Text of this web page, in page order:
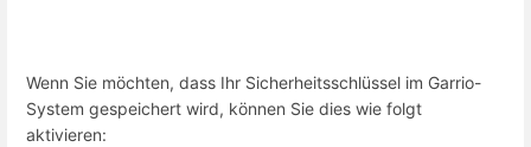
Wenn Sie möchten, dass Ihr Sicherheitsschlüssel im Garrio-
System gespeichert wird, können Sie dies wie folgt
aktivieren: